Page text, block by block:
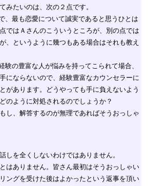
みたいのは、次の２点です。
、最も恋愛について誠実であると思うひとは
ではＡさんのこういうところが、別の点では
、というように幾つもある場合はそれも教え
験の豊富な人が悩みを持ってこられて場合、
にならないので、経験豊富なカウンセラーに
があります。どうやっても手に負えないよう
のように対処されるのでしょうか？
し、解答するのが無理であればそうおっしゃ
しを全くしないわけではありません。
はありません。皆さん最初はそうおっしゃい
ングを受けた後はよかったという返事を頂い